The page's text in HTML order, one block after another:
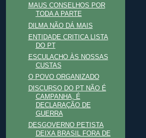
MAUS CONSELHOS POR
TODA A PARTE
DILMA NÃO DÁ MAIS
ENTIDADE CRITICA LISTA
DO PT
ESCULACHO ÀS NOSSAS
CUSTAS
O POVO ORGANIZADO
DISCURSO DO PT NÃO É
CAMPANHA, É
DECLARAÇÃO DE
GUERRA
DESGOVERNO PETISTA
DEIXA BRASIL FORA DE